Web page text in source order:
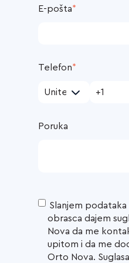
E-pošta*
Telefon*
Poruka
Slanjem
obrasca dajem
Nova da me
upitom i da me
Orto Nova.